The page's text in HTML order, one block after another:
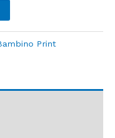
Print